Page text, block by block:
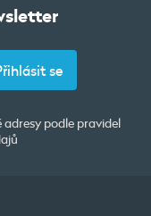
podle pravidel